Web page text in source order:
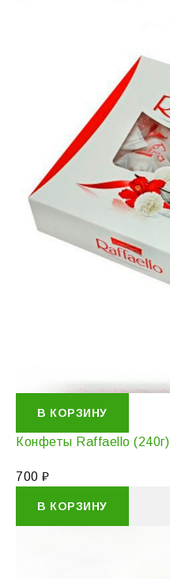
В КОРЗИНУ
Конфеты Raffaello (240г)
700 ₽
В КОРЗИНУ